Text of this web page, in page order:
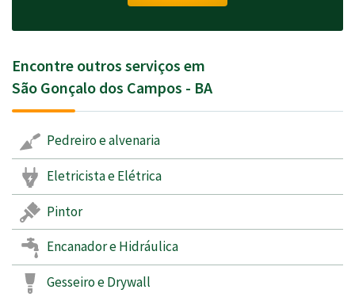
Encontre outros serviços em
São Gonçalo dos Campos - BA
Pedreiro e alvenaria
Eletricista e Elétrica
Pintor
Encanador e Hidráulica
Gesseiro e Drywall